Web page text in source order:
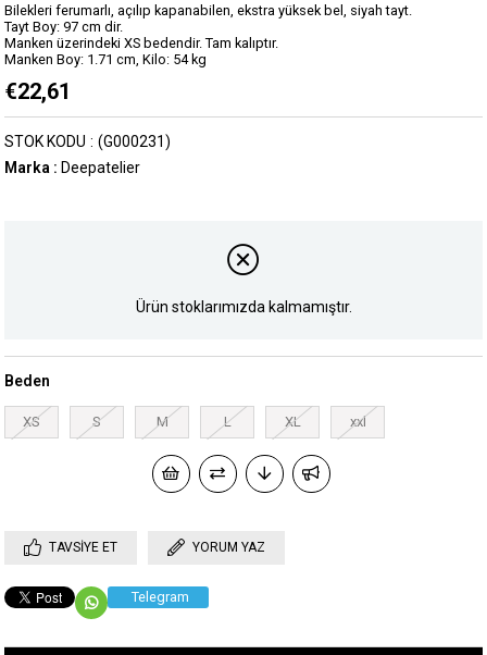
Bilekleri ferumarlı, açılıp kapanabilen, ekstra yüksek bel, siyah tayt.
Tayt Boy: 97 cm dir.
Manken üzerindeki XS bedendir. Tam kalıptır.
Manken Boy: 1.71 cm, Kilo: 54 kg
€22,61
(G000231)
STOK KODU
Marka : Deepatelier
Ürün stoklarımızda kalmamıştır.
Beden
XS S M L XL xxl
TAVSIYE ET YORUM YAZ
Telegram